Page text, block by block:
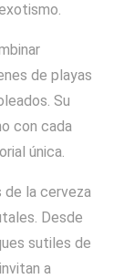
de playas
Su
con cada
única.
de la cerveza
Desde
sutiles de
a